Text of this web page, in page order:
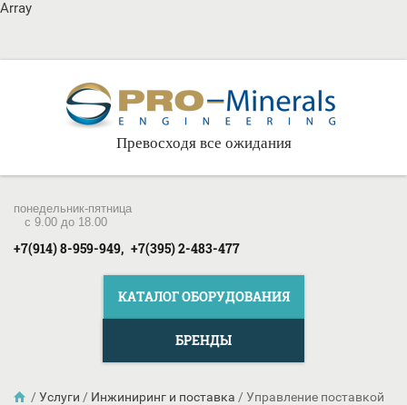
Array
Превосходя все ожидания
понедельник-пятница
c 9.00 до 18.00
+7(914) 8-959-949, +7(395) 2-483-477
КАТАЛОГ ОБОРУДОВАНИЯ
БРЕНДЫ
/ Услуги / Инжиниринг и поставка / Управление поставкой